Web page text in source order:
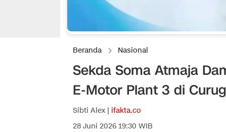
Beranda Nasional
Sekda Soma Atmaja
E-Motor Plant 3 di Curug
Sibti Alex | ifakta.co
28 Juni 2026 19:30 WIB